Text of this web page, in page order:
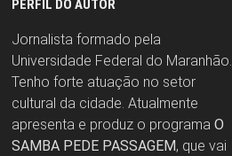
PERFIL DO AUTOR
Jornalista formado pela
Universidade Federal do Maranhão.
Tenho forte atuação no setor
cultural da cidade. Atualmente
apresenta e produz o programa O
SAMBA PEDE PASSAGEM, que vai